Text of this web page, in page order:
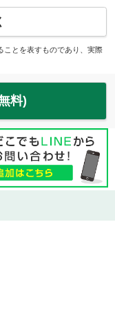
とを表すものであり、実際
料)